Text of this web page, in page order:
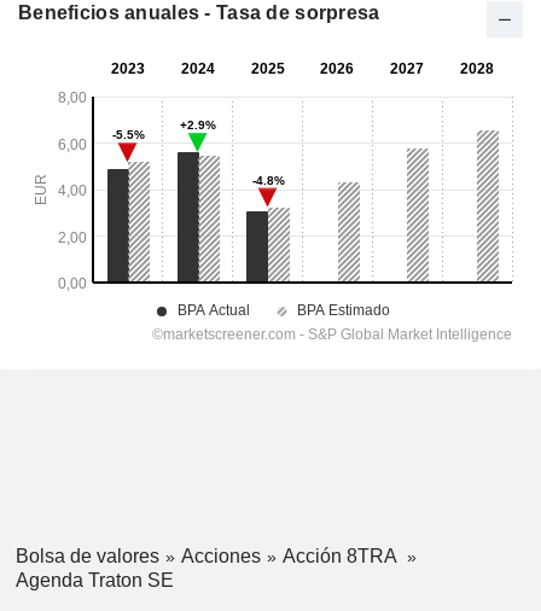
Beneficios anuales - Tasa de sorpresa
Bolsa de valores Acciones
Acción 8TRA
Agenda Traton SE